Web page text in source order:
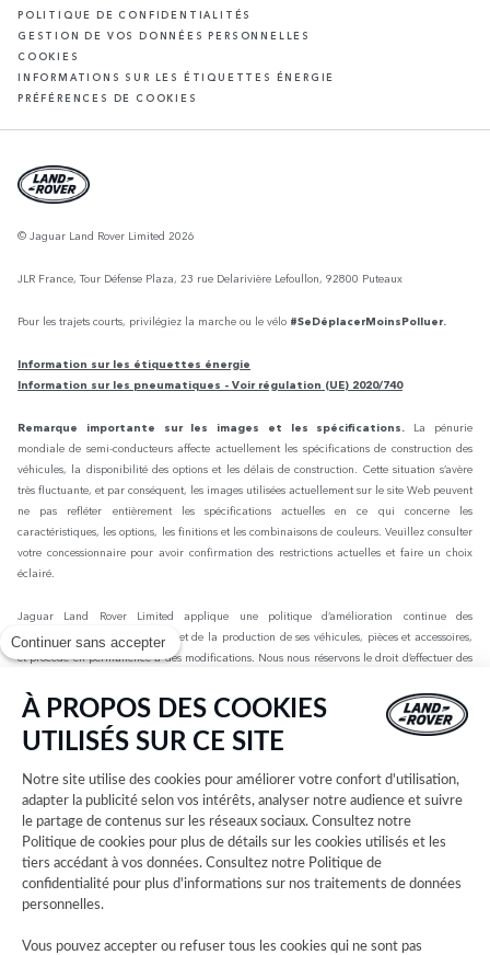
Continuer sans accepter
À PROPOS DES COOKIES
UTILISÉS SUR CE SITE
Notre site utilise des cookies pour améliorer votre confort d'utilisation,
adapter la publicité selon vos intérêts, analyser notre audience et suivre
le partage de contenus sur les réseaux sociaux. Consultez notre
Politique de cookies pour plus de détails sur les cookies utilisés et les
tiers accédant à vos données. Consultez notre Politique de
confidentialité pour plus d'informations sur nos traitements de données
personnelles.
Vous pouvez accepter ou refuser tous les cookies qui ne sont pas
POLITIQUE DE CONFIDENTIALITÉS
GESTION DE VOS DONNÉES PERSONNELLES
COOKIES
INFORMATIONS SUR LES ÉTIQUETTES ÉNERGIE
PRÉFÉRENCES DE COOKIES
© Jaguar Land Rover Limited 2026
JLR France, Tour Défense Plaza, 23 rue Delarivière Lefoullon, 92800 Puteaux
Pour les trajets courts, privilégiez la marche ou le vélo #SeDéplacerMoinsPolluer.
Information sur les étiquettes énergie
Information sur les pneumatiques - Voir régulation (UE) 2020/740
Remarque importante sur les images et les spécifications.
La pénurie
mondiale de semi-conducteurs affecte actuellement les spécifications de construction des
véhicules, la disponibilité des options et les délais de construction. Cette situation s’avère
très fluctuante, et par conséquent, les images utilisées actuellement sur le site Web peuvent
ne pas refléter entièrement les spécifications actuelles en ce qui concerne les
caractéristiques, les options, les finitions et les combinaisons de couleurs. Veuillez consulter
votre concessionnaire pour avoir confirmation des restrictions actuelles et faire un choix
éclairé.
Jaguar Land Rover Limited applique une politique d’amélioration continue des
spécifications, de la conception et de la production de ses véhicules, pièces et accessoires,
et procède en permanence à des modifications. Nous nous réservons le droit d’effectuer des
présentées sur ce site Web sont basées sur les spécifications européennes. Elles peuvent
varier selon le marché et être modifiées sans préavis. Certains des véhicules présents sont
dotés d’équipements en option ou d’accessoires installés par le concessionnaire qui peuvent
pour connaître les disponibilités et les tarifs.
Les chiffres fournis sont issus des tests officiels menés par le fabricant conformément à la
législation européenne en vigueur avec une batterie complètement chargée. Depuis le 1er
septembre 2018, les véhicules légers neufs sont réceptionnés en Europe sur la base de la
procédure d'essai harmonisée pour les véhicules légers (WLTP), procédure d'essai
permettant de mesurer la consommation de carburant et les émissions de CO2, plus
consommation de carburant et d’autonomie peuvent varier en fonction de facteurs tels que